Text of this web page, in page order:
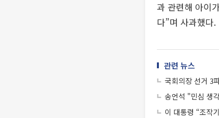
과 관련해 아이
다”며 사과했다.
관련 뉴스
국회의장 선거 3
송언석 "민심 생
이 대통령 “조작